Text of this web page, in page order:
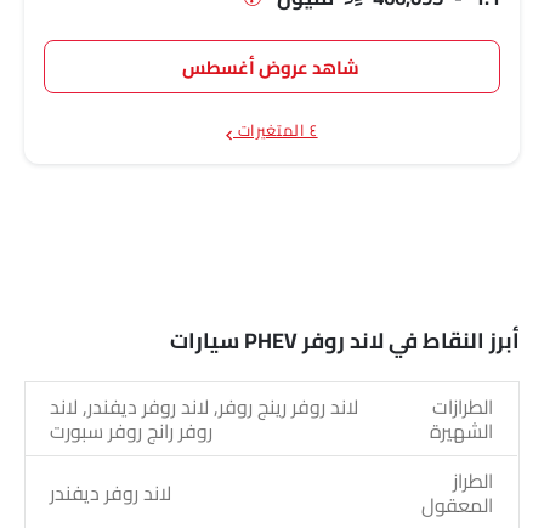
شاهد عروض أغسطس
٤ المتغيرات
أبرز النقاط في لاند روفر PHEV سيارات
الطرازات
الشهيرة
لاند روفر رينج روفر, لاند روفر ديفندر, لاند
روفر رانج روفر سبورت
الطراز
المعقول
لاند روفر ديفندر